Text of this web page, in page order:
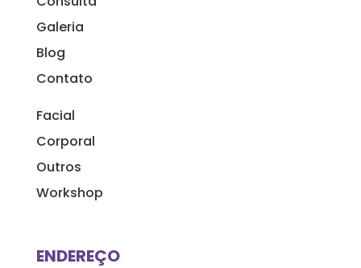
Galeria
Blog
Contato
Facial
Corporal
Outros
Workshop
ENDEREÇO